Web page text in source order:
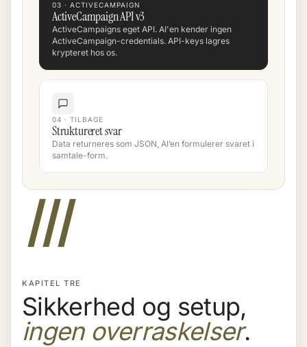
03 · ACTIVECAMPAIGN
ActiveCampaign API v3
ActiveCampaigns eget API. AI'en kender ingen
ActiveCampaign-credentials. API-keys lagres
krypteret hos os.
04 · TILBAGE
Struktureret svar
Data returneres som JSON, AI’en formulerer svaret i
samtale-form.
III
KAPITEL TRE
Sikkerhed og setup,
ingen overraskelser.